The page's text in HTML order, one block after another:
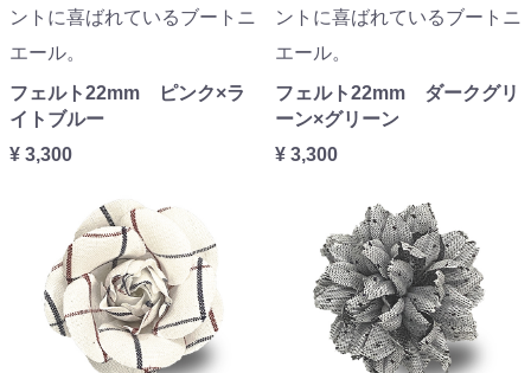
ントに喜ばれているブートニ
エール。
フェルト22mm ピンク×ラ
イトブルー
¥ 3,300
ントに喜ばれているブートニ
エール。
フェルト22mm ダークグリ
ーン×グリーン
¥ 3,300